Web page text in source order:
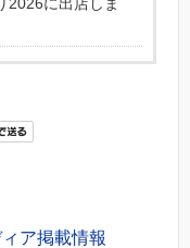
ィア掲載情報